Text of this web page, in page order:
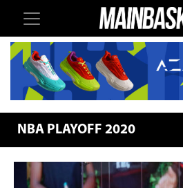
NBA PLAYOFF 2020